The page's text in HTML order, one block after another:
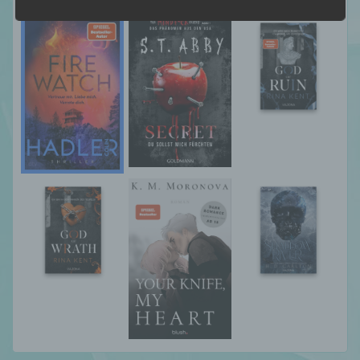
dass die personenbezogenen Daten nicht
einer identifizierten oder identifizierbaren
natürlichen Person zugewiesen werden.
g) Verantwortlicher oder für die Verarbeitung
Verantwortlicher
Verantwortlicher oder für die Verarbeitung
Verantwortlicher ist die natürliche oder
juristische Person, Behörde, Einrichtung
oder andere Stelle, die allein oder
gemeinsam mit anderen über die Zwecke
und Mittel der Verarbeitung von
personenbezogenen Daten entscheidet.
Sind die Zwecke und Mittel dieser
Verarbeitung durch das Unionsrecht oder
das Recht der Mitgliedstaaten vorgegeben,
so kann der Verantwortliche
beziehungsweise können die bestimmten